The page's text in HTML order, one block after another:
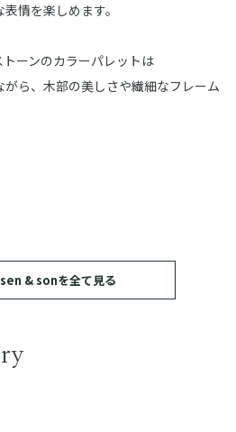
情を楽しめます。
ーンのカラーパレットは
ら、木部の美しさや繊細なフレーム
& sonを全て見る